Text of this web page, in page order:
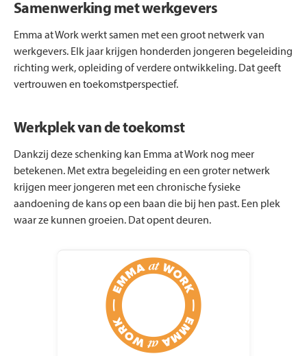
Samenwerking met werkgevers
Emma at Work werkt samen met een groot netwerk van
werkgevers. Elk jaar krijgen honderden jongeren begeleiding
richting werk, opleiding of verdere ontwikkeling. Dat geeft
vertrouwen en toekomstperspectief.
Werkplek van de toekomst
Dankzij deze schenking kan Emma at Work nog meer
betekenen. Met extra begeleiding en een groter netwerk
krijgen meer jongeren met een chronische fysieke
aandoening de kans op een baan die bij hen past. Een plek
waar ze kunnen groeien. Dat opent deuren.